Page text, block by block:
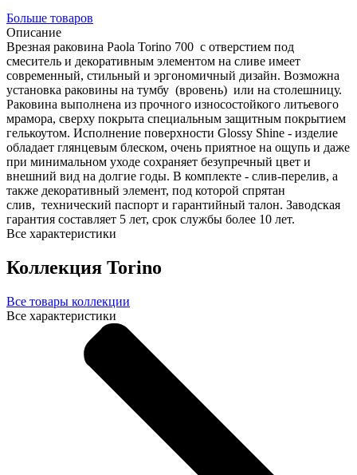
Больше товаров
Описание
Врезная раковина Paola Torino 700 с отверстием под
смеситель и декоративным элементом на сливе имеет
современный, стильный и эргономичный дизайн. Возможна
установка раковины на тумбу (вровень) или на столешницу.
Раковина выполнена из прочного износостойкого литьевого
мрамора, сверху покрыта специальным защитным покрытием
гелькоутом. Исполнение поверхности Glossy Shine - изделие
обладает глянцевым блеском, очень приятное на ощупь и даже
при минимальном уходе сохраняет безупречный цвет и
внешний вид на долгие годы. В комплекте - слив-перелив, а
также декоративный элемент, под которой спрятан
слив, технический паспорт и гарантийный талон. Заводская
гарантия составляет 5 лет, срок службы более 10 лет.
Все характеристики
Коллекция Torino
Все товары коллекции
Все характеристики